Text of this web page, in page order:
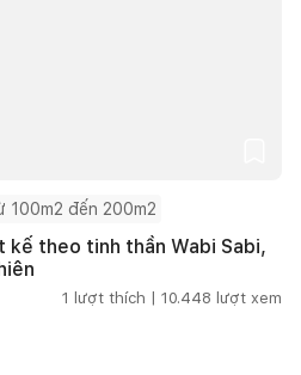
100m2 đến 200m2
kế theo tinh thần Wabi Sabi,
1 lượt thích | 10.448 lượt xem